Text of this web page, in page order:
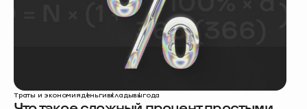
Траты и экономияденьгивкладывыгода